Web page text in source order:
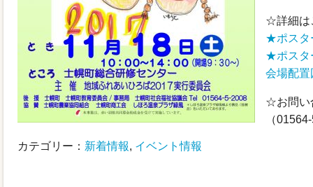
☆詳細は
★ポスタ
★ポスタ
会場配置
☆お問い
（
カテゴリー： 新着情報, イベント情報